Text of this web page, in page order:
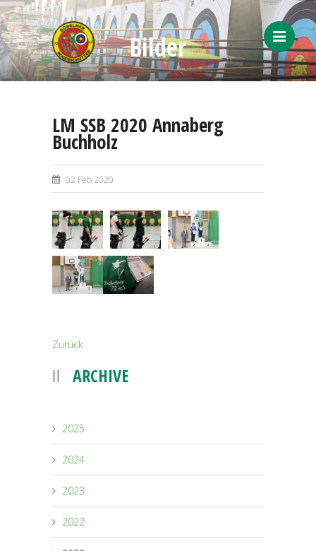
Menü
Bilder
LM SSB 2020 Annaberg
Buchholz
02 Feb 2020
Zurück
ARCHIVE
2025
2024
2023
2022